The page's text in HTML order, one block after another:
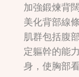
加強鍛煉背
美化背部線
肌群包括腹
定軀幹的能
身，使胸部